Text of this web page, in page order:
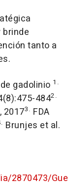
tanto a
gadolinio 1.
4842.
20173. FDA
Brunjes et al.
2870473/